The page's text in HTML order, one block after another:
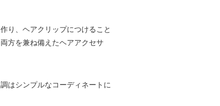
り、ヘアクリップにつけること
両方を兼ね備えたヘアアクセサ
はシンプルなコーディネートに